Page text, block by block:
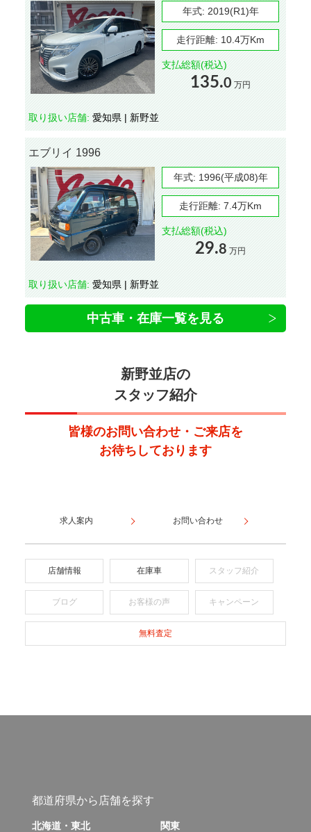
年式: 2019(R1)年
走行距離: 10.4万Km
支払総額(税込)
135.0 万円
取り扱い店舗: 愛知県 | 新野並
エブリイ 1996
年式: 1996(平成08)年
走行距離: 7.4万Km
支払総額(税込)
29.8 万円
取り扱い店舗: 愛知県 | 新野並
中古車・在庫一覧を見る
新野並店の
スタッフ紹介
皆様のお問い合わせ・ご来店を
お待ちしております
求人案内 お問い合わせ
店舗情報 在庫車 スタッフ紹介
ブログ お客様の声 キャンペーン
無料査定
都道府県から店舗を探す
北海道・東北 関東